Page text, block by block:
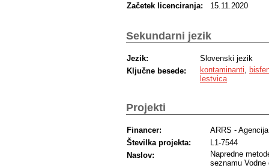
Začetek licenciranja:
15.11.2020
Sekundarni jezik
Jezik:
Slovenski jezik
Ključne besede:
kontaminanti
lestvica
Projekti
Financer:
ARRS -
Številka projekta:
L1-7544
Naslov:
Napredne
seznamu Vodne